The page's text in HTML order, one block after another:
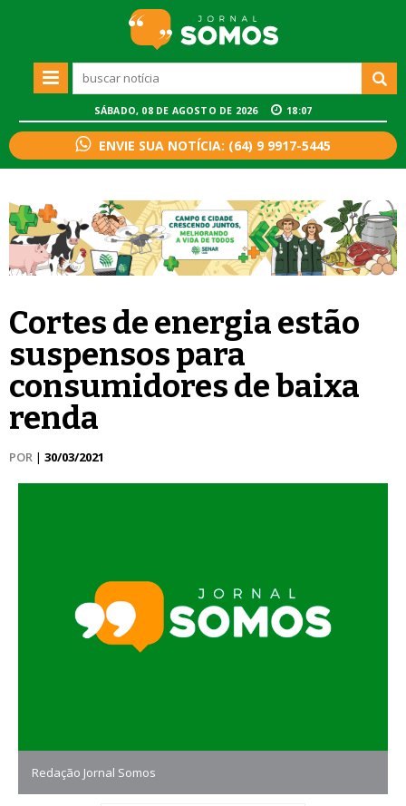
SÁBADO, 08 DE AGOSTO DE 2026 18:07
ENVIE SUA NOTÍCIA: (64) 9 9917-5445
Cortes de energia estão
suspensos para
consumidores de baixa
renda
POR | 30/03/2021
Redação Jornal Somos